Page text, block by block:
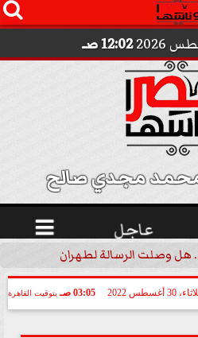
 
12:02 صـ
مجدي صالح
عاجل 
هل وصلت الرسالة لطهران؟..
30 أغسطس 2022 03:05 صـ بتوقيت القاهرة